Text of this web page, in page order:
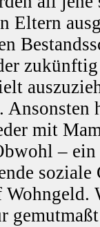
Eltern
Ansonsten
mit
–